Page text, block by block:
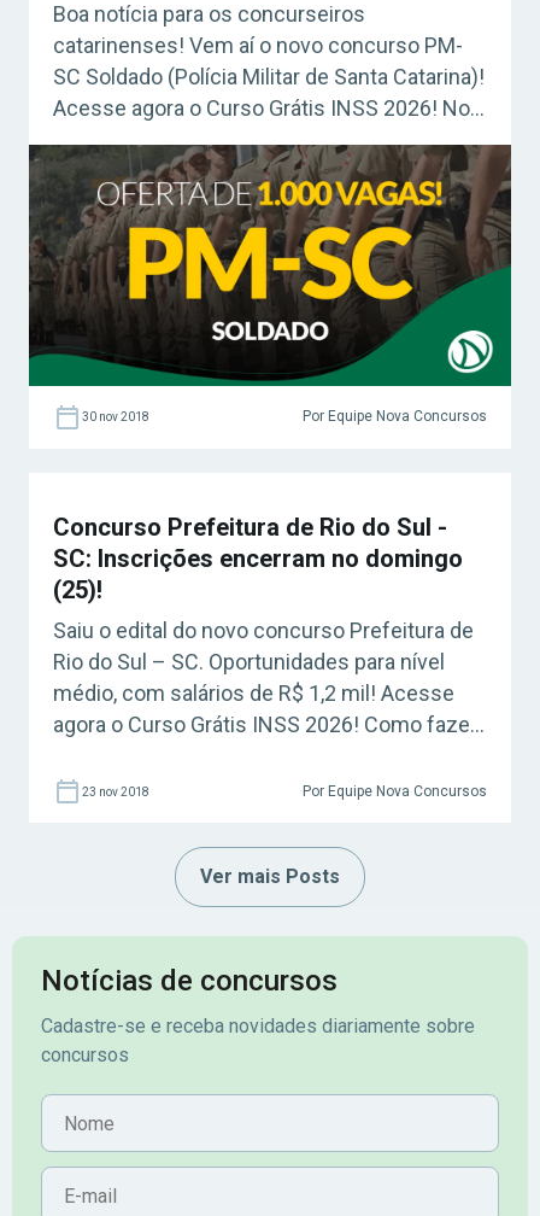
Boa notícia para os concurseiros
catarinenses! Vem aí o novo concurso PM-
SC Soldado (Polícia Militar de Santa Catarina)!
Acesse agora o Curso Grátis INSS 2026! No
dia 28 de novembro de 2018, a corporação
informou que o novo edital deverá ser
publicado com oferta de 1.000 vagas,
voltadas para candidatos de nível
superior e salário inicial de […]
30 nov 2018 Por Equipe Nova Concursos
Concurso Prefeitura de Rio do Sul -
SC: Inscrições encerram no domingo
(25)!
Saiu o edital do novo concurso Prefeitura de
Rio do Sul – SC. Oportunidades para nível
médio, com salários de R$ 1,2 mil! Acesse
agora o Curso Grátis INSS 2026! Como fazer
ficarão abertas até o dia 25 de novembro de
23 nov 2018 Por Equipe Nova Concursos
Ver mais Posts
Notícias de concursos
Cadastre-se e receba novidades diariamente sobre
concursos
Nome
E-mail